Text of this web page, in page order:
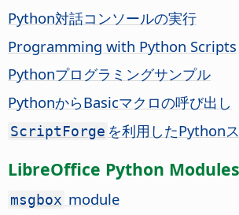
Python対話コンソールの実行
Programming with Python Scripts
Pythonプログラミングサンプル
PythonからBasicマクロの呼び出し
ScriptForge を利用したPython
LibreOffice Python Modules
msgbox module